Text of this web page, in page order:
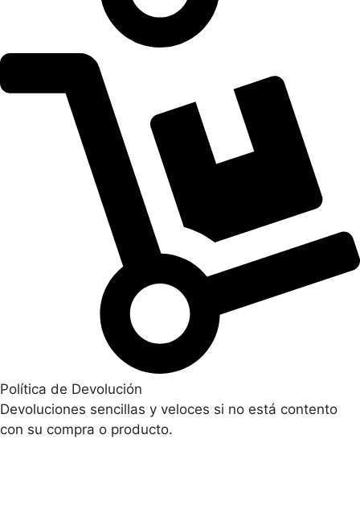
Política de Devolución
Devoluciones sencillas y veloces si no está contento
con su compra o producto.